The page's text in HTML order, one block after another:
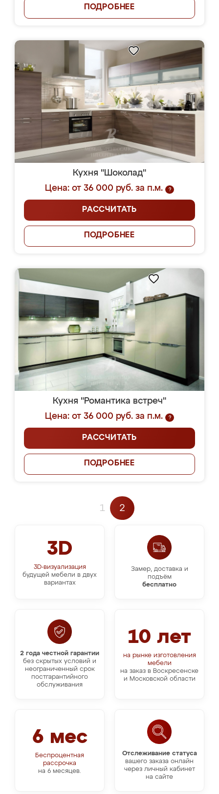
ПОДРОБНЕЕ
Кухня "Шоколад"
Цена: от 36 000 руб. за п.м.
?
РАССЧИТАТЬ
ПОДРОБНЕЕ
Кухня "Романтика встреч"
Цена: от 36 000 руб. за п.м.
?
РАССЧИТАТЬ
ПОДРОБНЕЕ
1 2
3D
3D-визуализация
будущей мебели в двух
вариантах
Замер, доставка и
подъём
бесплатно
10 лет
на рынке изготовления
мебели
на заказ в Воскресенске
и Московской области
2 года честной гарантии
без скрытых условий и
неограниченный срок
постгарантийного
обслуживания
Отслеживание статуса
вашего заказа онлайн
через личный кабинет
на сайте
6 мес
Беспроцентная
рассрочка
на 6 месяцев.